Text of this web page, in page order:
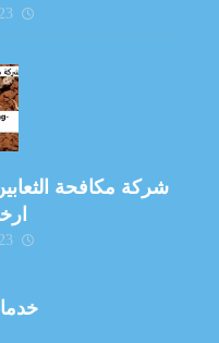
23 يونيو، 2024
23 يونيو، 2024